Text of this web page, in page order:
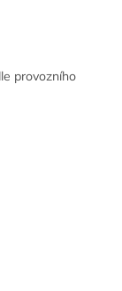
provozního